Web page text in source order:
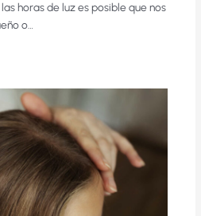
horas de luz es posible que nos
o…